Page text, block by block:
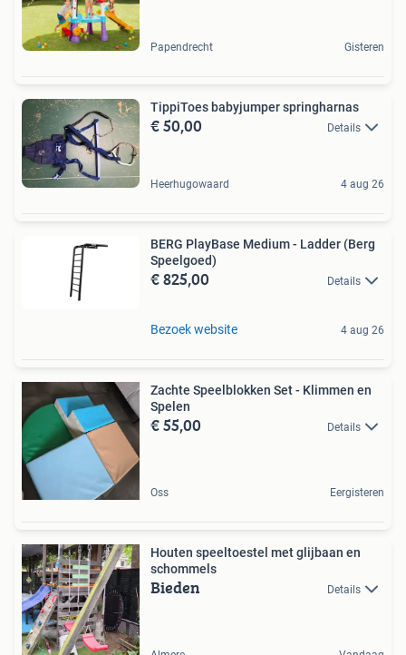
Papendrecht Gisteren
TippiToes babyjumper springharnas
€ 50,00 Details
Heerhugowaard 4 aug 26
BERG PlayBase Medium - Ladder (Berg
Speelgoed)
€ 825,00 Details
Bezoek website 4 aug 26
Zachte Speelblokken Set - Klimmen en
Spelen
€ 55,00 Details
Oss Eergisteren
Houten speeltoestel met glijbaan en
schommels
Bieden Details